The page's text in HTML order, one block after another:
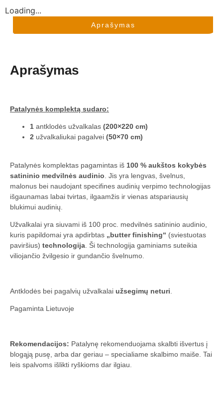
Loading...
Aprašymas
Aprašymas
Patalynės komplektą sudaro:
1 antklodės užvalkalas (200×220 cm)
2 užvalkaliukai pagalvei (50×70 cm)
Patalynės komplektas pagamintas iš 100 % aukštos kokybės
satininio medvilnės audinio . Jis yra lengvas, švelnus,
malonus bei naudojant specifines audinių verpimo technologijas
išgaunamas labai tvirtas, ilgaamžis ir vienas atspariausių
blukimui audinių.
Užvalkalai yra siuvami iš 100 proc. medvilnės satininio audinio,
kuris papildomai yra apdirbtas „butter finishing“ (sviestuotas
paviršius) technologija . Ši technologija gaminiams suteikia
viliojančio žvilgesio ir gundančio švelnumo.
Antklodės bei pagalvių užvalkalai užsegimų neturi
Pagaminta Lietuvoje
Rekomendacijos: Patalynę rekomenduojama skalbti išvertus į
blogąją pusę, arba dar geriau – specialiame skalbimo maiše. Tai
leis spalvoms išlikti ryškioms dar ilgiau.